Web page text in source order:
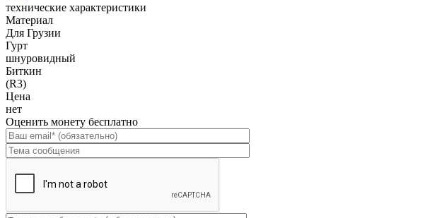
технические характеристики
Материал
Для Грузии
Гурт
шнуровидный
Биткин
(R3)
Цена
нет
Оценить монету бесплатно